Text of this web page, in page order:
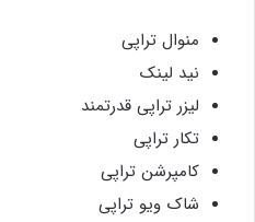
منوال تراپی
نید لینک
لیزر تراپی قدرتمند
تکار تراپی
کامپرشن تراپی
شاک ویو تراپی